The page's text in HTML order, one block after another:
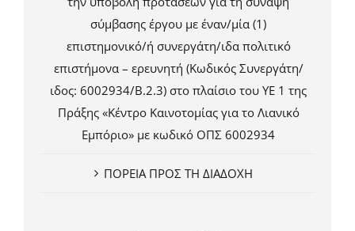
σύμβασης έργου με έναν/μία (1)
επιστημονικό/ή συνεργάτη/ιδα πολιτικό
επιστήμονα – ερευνητή (Κωδικός Συνεργάτη/
ιδος: 6002934/Β.2.3) στο πλαίσιο του ΥΕ 1 της
Πράξης «Κέντρο Καινοτομίας για το Λιανικό
Εμπόριο» με κωδικό ΟΠΣ 6002934
ΠΟΡΕΙΑ ΠΡΟΣ ΤΗ ΔΙΑΔΟΧΗ